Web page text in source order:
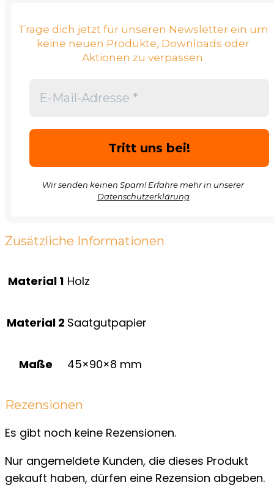
Trage dich jetzt für unseren Newsletter ein um
keine neuen Produkte, Downloads oder
Aktionen zu verpassen.
Wir senden keinen Spam! Erfahre mehr in unserer
Datenschutzerklärung
Zusätzliche Informationen
Material 1 Holz
Material 2 Saatgutpapier
Maße 45×90×8 mm
Rezensionen
Es gibt noch keine Rezensionen.
Nur angemeldete Kunden, die dieses Produkt
gekauft haben, dürfen eine Rezension abgeben.